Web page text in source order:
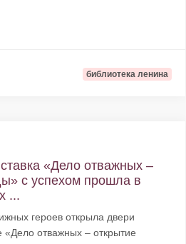
библиотека ленина
«Дело отважных –
с успехом прошла в
...
героев открыла двери
«Дело отважных – открытие